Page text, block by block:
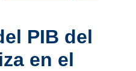
PIB del
en el